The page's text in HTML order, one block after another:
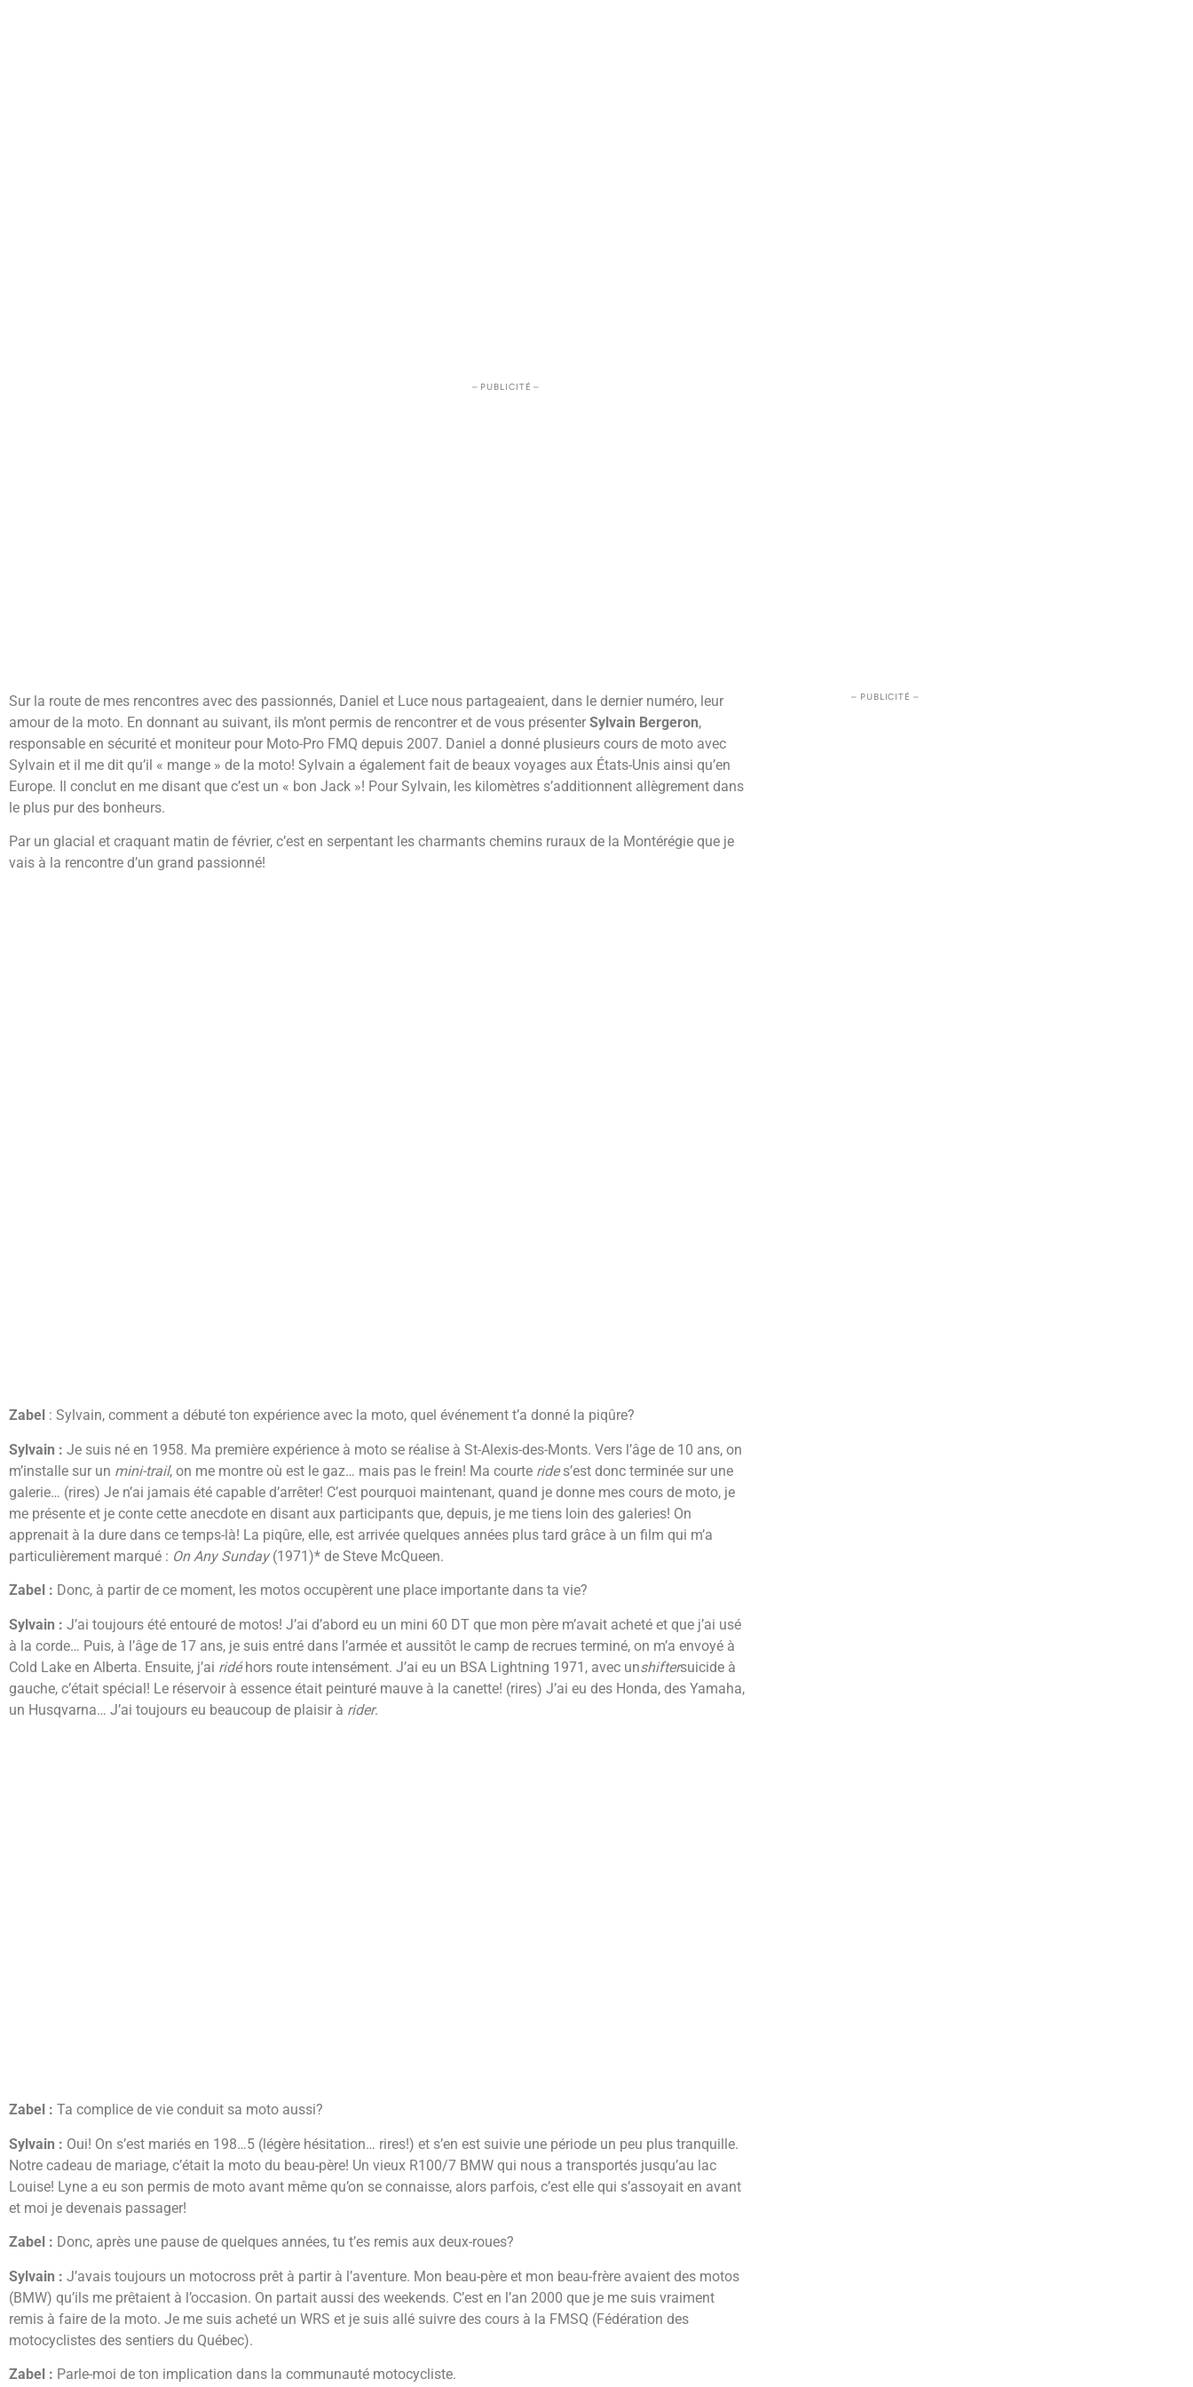
– PUBLICITÉ –
Sur la route de mes rencontres avec des passionnés, Daniel et Luce nous partageaient, dans le dernier numéro, leur
amour de la moto. En donnant au suivant, ils m’ont permis de rencontrer et de vous présenter Sylvain Bergeron,
responsable en sécurité et moniteur pour Moto-Pro FMQ depuis 2007. Daniel a donné plusieurs cours de moto avec
Sylvain et il me dit qu’il « mange » de la moto! Sylvain a également fait de beaux voyages aux États-Unis ainsi qu’en
Europe. Il conclut en me disant que c’est un « bon Jack »! Pour Sylvain, les kilomètres s’additionnent allègrement dans
le plus pur des bonheurs.
Par un glacial et craquant matin de février, c’est en serpentant les charmants chemins ruraux de la Montérégie que je
vais à la rencontre d’un grand passionné!
Zabel : Sylvain, comment a débuté ton expérience avec la moto, quel événement t’a donné la piqûre?
Sylvain : Je suis né en 1958. Ma première expérience à moto se réalise à St-Alexis-des-Monts. Vers l’âge de 10 ans, on
m’installe sur un mini-trail, on me montre où est le gaz… mais pas le frein! Ma courte rides’est donc terminée sur une
galerie… (rires) Je n’ai jamais été capable d’arrêter! C’est pourquoi maintenant, quand je donne mes cours de moto, je
me présente et je conte cette anecdote en disant aux participants que, depuis, je me tiens loin des galeries! On
apprenait à la dure dans ce temps-là! La piqûre, elle, est arrivée quelques années plus tard grâce à un film qui m’a
particulièrement marqué : On Any Sunday(1971)* de Steve McQueen.
Zabel : Donc, à partir de ce moment, les motos occupèrent une place importante dans ta vie?
Sylvain : J’ai toujours été entouré de motos! J’ai d’abord eu un mini 60 DT que mon père m’avait acheté et que j’ai usé
à la corde… Puis, à l’âge de 17 ans, je suis entré dans l’armée et aussitôt le camp de recrues terminé, on m’a envoyé à
Cold Lake en Alberta. Ensuite, j’ai ridéhors route intensément. J’ai eu un BSA Lightning 1971, avec unshiftersuicide à
gauche, c’était spécial! Le réservoir à essence était peinturé mauve à la canette! (rires) J’ai eu des Honda, des Yamaha,
un Husqvarna… J’ai toujours eu beaucoup de plaisir à rider.
Zabel : Ta complice de vie conduit sa moto aussi?
Sylvain : Oui! On s’est mariés en 198…5 (légère hésitation… rires!) et s’en est suivie une période un peu plus tranquille.
Notre cadeau de mariage, c’était la moto du beau-père! Un vieux R100/7 BMW qui nous a transportés jusqu’au lac
Louise! Lyne a eu son permis de moto avant même qu’on se connaisse, alors parfois, c’est elle qui s’assoyait en avant
et moi je devenais passager!
Zabel : Donc, après une pause de quelques années, tu t’es remis aux deux-roues?
Sylvain : J’avais toujours un motocross prêt à partir à l’aventure. Mon beau-père et mon beau-frère avaient des motos
(BMW) qu’ils me prêtaient à l’occasion. On partait aussi des weekends. C’est en l’an 2000 que je me suis vraiment
remis à faire de la moto. Je me suis acheté un WRS et je suis allé suivre des cours à la FMSQ (Fédération des
motocyclistes des sentiers du Québec).
Zabel : Parle-moi de ton implication dans la communauté motocycliste.
– PUBLICITÉ –